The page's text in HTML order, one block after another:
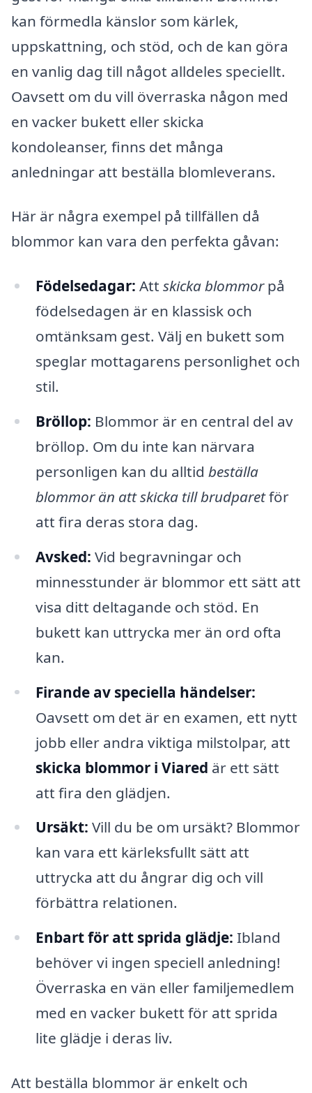
kan förmedla känslor som kärlek,
uppskattning, och stöd, och de kan göra
en vanlig dag till något alldeles speciellt.
Oavsett om du vill överraska någon med
en vacker bukett eller skicka
kondoleanser, finns det många
anledningar att beställa blomleverans.
Här är några exempel på tillfällen då
blommor kan vara den perfekta gåvan:
Födelsedagar: Att skicka blommorpå
födelsedagen är en klassisk och
omtänksam gest. Välj en bukett som
speglar mottagarens personlighet och
stil.
Bröllop: Blommor är en central del av
bröllop. Om du inte kan närvara
personligen kan du alltid beställa
blommor än att skicka till brudparetför
att fira deras stora dag.
Avsked: Vid begravningar och
minnesstunder är blommor ett sätt att
visa ditt deltagande och stöd. En
bukett kan uttrycka mer än ord ofta
kan.
Firande av speciella händelser:
Oavsett om det är en examen, ett nytt
jobb eller andra viktiga milstolpar, att
skicka blommor i Viared är ett sätt
att fira den glädjen.
Ursäkt: Vill du be om ursäkt? Blommor
kan vara ett kärleksfullt sätt att
uttrycka att du ångrar dig och vill
förbättra relationen.
Enbart för att sprida glädje: Ibland
behöver vi ingen speciell anledning!
Överraska en vän eller familjemedlem
med en vacker bukett för att sprida
lite glädje i deras liv.
Att beställa blommor är enkelt och